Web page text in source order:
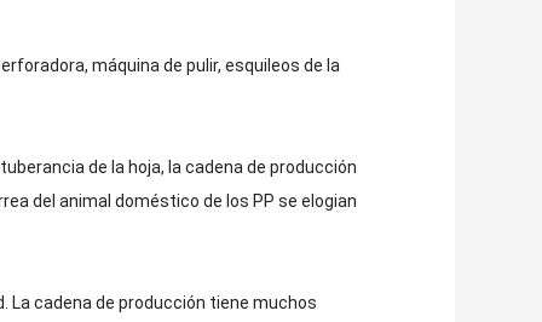
máquina de pulir, esquileos de la
de la hoja, la cadena de producción
del animal doméstico de los PP se elogian
La cadena de producción tiene muchos